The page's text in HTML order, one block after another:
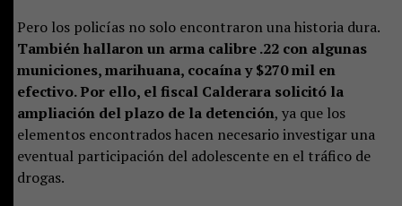
Pero los policías no solo encontraron una historia dura.
También hallaron un arma calibre .22 con algunas
municiones, marihuana, cocaína y $270 mil en
efectivo. Por ello, el fiscal Calderara solicitó la
ampliación del plazo de la detención, ya que los
elementos encontrados hacen necesario investigar una
eventual participación del adolescente en el tráfico de
drogas.